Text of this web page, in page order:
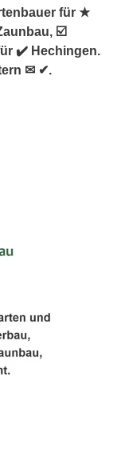
für ★
☑️
✔️ Hechingen.
✉ ✔.